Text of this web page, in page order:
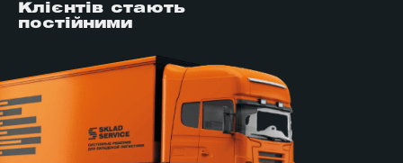
Клієнтів стають
постійними